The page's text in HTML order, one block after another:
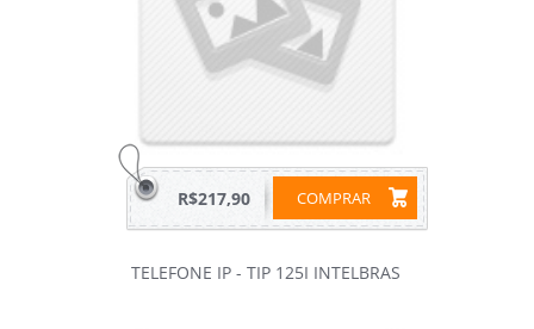
COMPRAR
R$217,90
TELEFONE IP - TIP 125I INTELBRAS